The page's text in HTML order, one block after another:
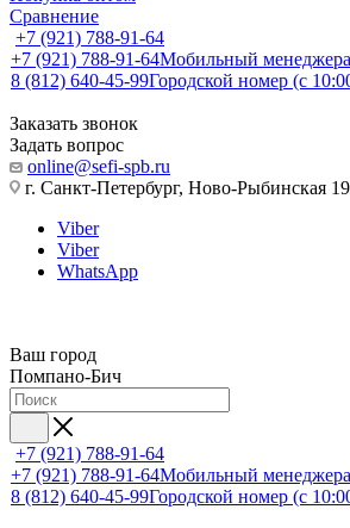
Сравнение
+7 (921) 788-91-64
+7 (921) 788-91-64Мобильный менеджера
8 (812) 640-45-99Городской номер (с
Заказать звонок
Задать вопрос
online@sefi-spb.ru
г. Санкт-Петербург, Ново-Рыбинская
Viber
Viber
WhatsApp
Ваш город
Помпано-Бич
+7 (921) 788-91-64
+7 (921) 788-91-64Мобильный менеджера
8 (812) 640-45-99Городской номер (с